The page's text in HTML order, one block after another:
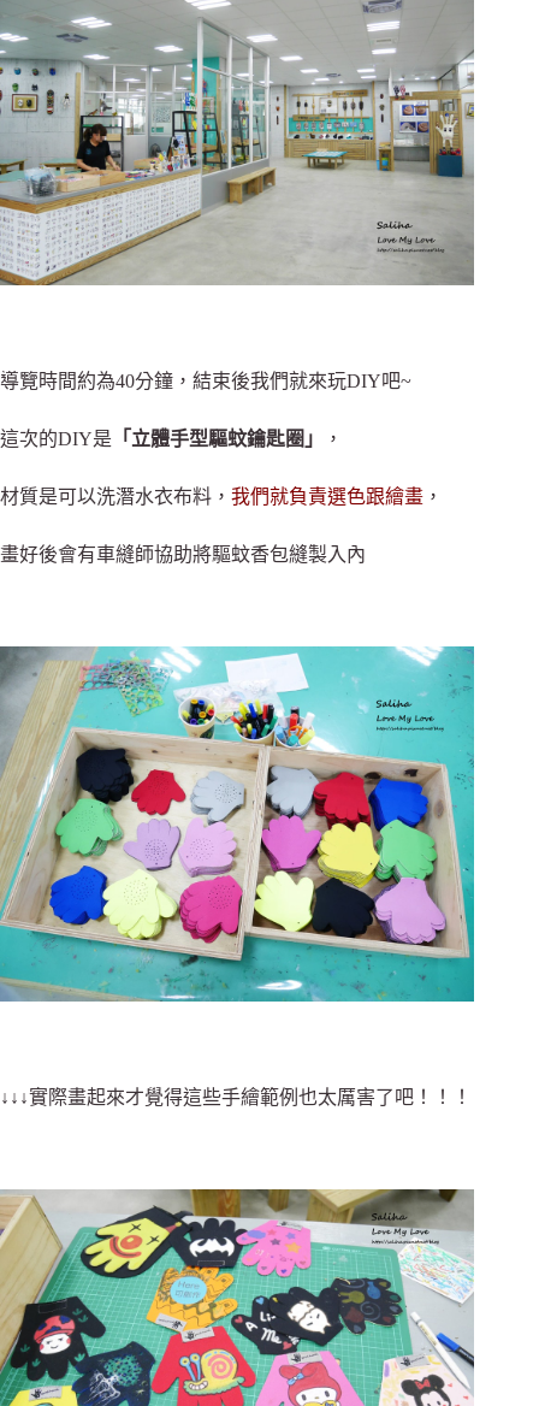
導覽時間約為40分鐘，結束後我們就來玩DIY吧~
這次的DIY是 「立體手型驅蚊鑰匙圈」 ，
材質是可以洗潛水衣布料， 我們就負責選色跟繪畫 ，
畫好後會有車縫師協助將驅蚊香包縫製入內
↓↓↓實際畫起來才覺得這些手繪範例也太厲害了吧！！！